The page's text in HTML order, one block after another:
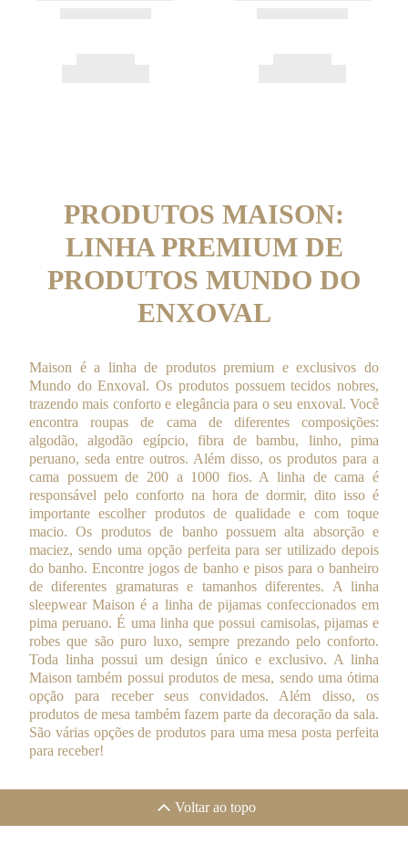
PRODUTOS MAISON:
LINHA PREMIUM DE
PRODUTOS MUNDO DO
ENXOVAL
Maison é a linha de produtospremium e exclusivos do
Mundo do Enxoval. Os produtos possuem tecidos nobres,
trazendo mais conforto e elegância para o seu enxoval. Você
encontra roupas de cama de diferentes composições:
algodão, algodão egípcio, fibra de bambu, linho, pima
peruano, seda entre outros. Além disso, os produtos para a
cama possuem de 200 a 1000 fios. A linha de cama é
responsável pelo conforto na hora de dormir, dito isso é
importante escolher produtos de qualidade e com toque
macio. Os produtos de banho possuem alta absorção e
maciez, sendo uma opção perfeita para ser utilizado depois
do banho. Encontre jogos de banho e pisos para o banheiro
de diferentes gramaturas e tamanhos diferentes. A linha
sleepwear Maison é a linha de pijamas confeccionados em
pima peruano. É uma linha que possui camisolas, pijamas e
robes que são puro luxo, sempre prezando pelo conforto.
Toda linha possui um design único e exclusivo. A linha
Maison também possui produtos de mesa, sendo uma ótima
opção para receber seus convidados. Além disso, os
produtos de mesa também fazem parte da decoração da sala.
São várias opções de produtos para uma mesa posta perfeita
para receber!
Voltar ao topo